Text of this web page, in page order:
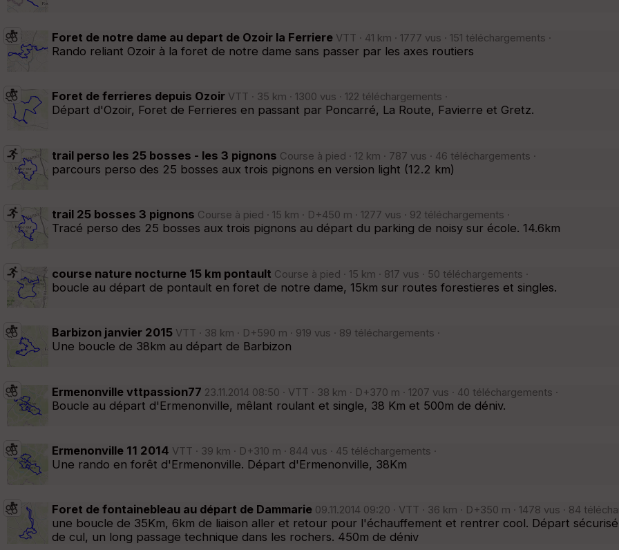
Foret de notre dame au depart de Ozoir la Ferriere VTT · 41 km · 1777 vus · 151 téléchargements ·
Rando reliant Ozoir à la foret de notre dame sans passer par les axes routiers
Foret de ferrieres depuis Ozoir VTT · 35 km · 1300 vus · 122 téléchargements ·
Départ d'Ozoir, Foret de Ferrieres en passant par Poncarré, La Route, Favierre et Gretz.
trail perso les 25 bosses - les 3 pignons Course à pied · 12 km · 787 vus · 46 téléchargements ·
parcours perso des 25 bosses aux trois pignons en version light (12.2 km)
trail 25 bosses 3 pignons Course à pied · 15 km · D+450 m · 1277 vus · 92 téléchargements ·
Tracé perso des 25 bosses aux trois pignons au départ du parking de noisy sur école. 14.6km
course nature nocturne 15 km pontault Course à pied · 15 km · 817 vus · 50 téléchargements ·
boucle au départ de pontault en foret de notre dame, 15km sur routes forestieres et singles.
Barbizon janvier 2015 VTT · 38 km · D+590 m · 919 vus · 89 téléchargements ·
Une boucle de 38km au départ de Barbizon
Ermenonville vttpassion77 23.11.2014 08:50 · VTT · 38 km · D+370 m · 1207 vus · 40 téléchargements ·
Boucle au départ d'Ermenonville, mêlant roulant et single, 38 Km et 500m de déniv.
Ermenonville 11 2014 VTT · 39 km · D+310 m · 844 vus · 45 téléchargements ·
Une rando en forêt d'Ermenonville. Départ d'Ermenonville, 38Km
Foret de fontainebleau au départ de Dammarie 09.11.2014 09:20 · VTT · 36 km · D+350 m · 1478 vus · 84
une boucle de 35Km, 6km de liaison aller et retour pour l'échauffement et rentrer cool. Départ
de cul, un long passage technique dans les rochers. 450m de déniv